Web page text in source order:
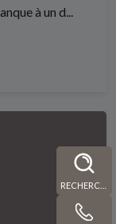
à un d...